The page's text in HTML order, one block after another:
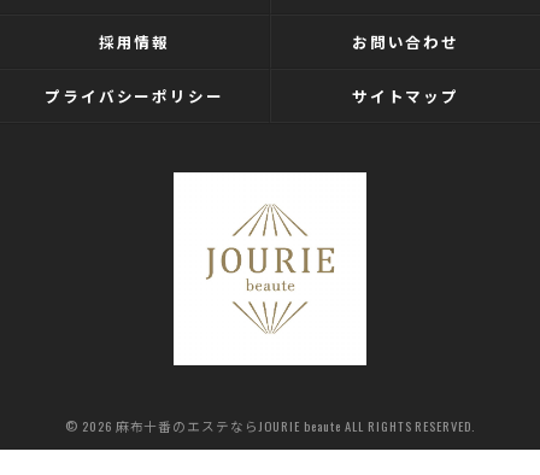
採用情報 お問い合わせ
プライバシーポリシー サイトマップ
© 2026 麻布十番のエステならJOURIE beaute ALL RIGHTS RESERVED.